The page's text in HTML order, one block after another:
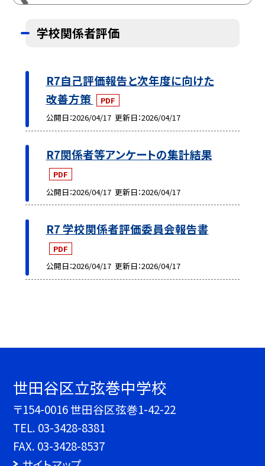
学校関係者評価
R7自己評価報告と次年度に向けた
改善方策
PDF
公開日 2026/04/17 更新日 2026/04/17
R7関係者等アンケートの集計結果
PDF
公開日 2026/04/17 更新日 2026/04/17
R7 学校関係者評価委員会報告書
PDF
公開日 2026/04/17 更新日 2026/04/17
世田谷区立弦巻中学校
〒154-0016 世田谷区弦巻1-42-22
TEL. 03-3428-8381
FAX. 03-3428-8537